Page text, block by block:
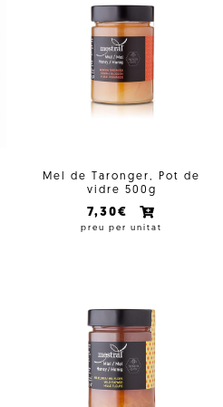
Mel de Taronger, Pot de
vidre 500g
7,30€
preu per unitat